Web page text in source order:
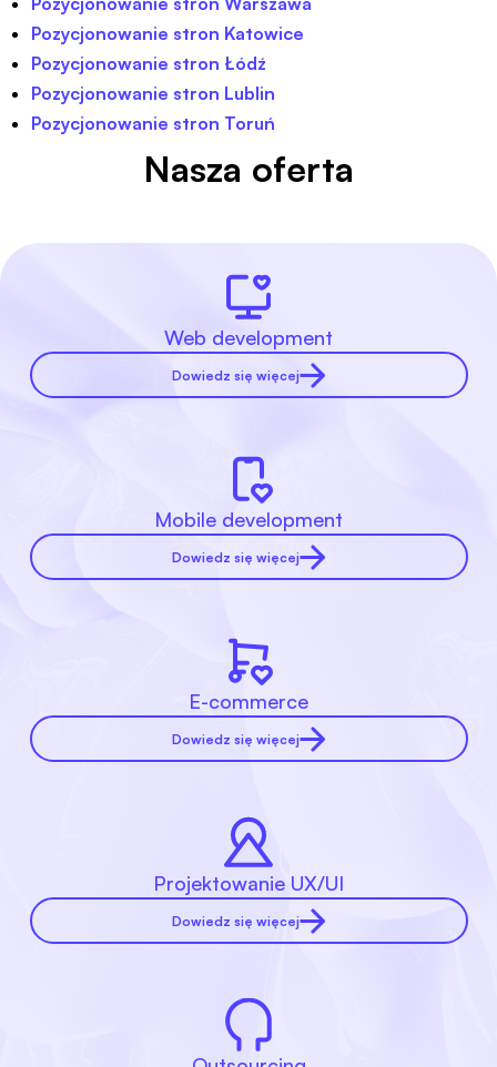
Pozycjonowanie stron Katowice
Pozycjonowanie stron Łódź
Pozycjonowanie stron Lublin
Pozycjonowanie stron Toruń
Nasza oferta
Web development
Dowiedz się więcej
Mobile development
Dowiedz się więcej
E-commerce
Dowiedz się więcej
Projektowanie UX/UI
Dowiedz się więcej